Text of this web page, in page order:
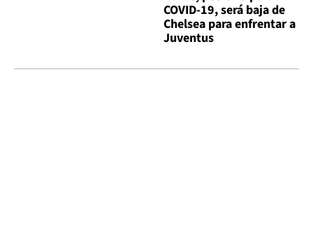
COVID-19, será baja de
Chelsea para enfrentar a
Juventus